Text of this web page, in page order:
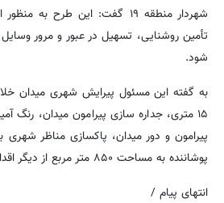
شهردار منطقه ۱۹ گفت: این طرح
تأمین روشنایی، تسهیل در عبور و مرور
شود.
به گفته این مسئول پیرایش شهری میدان
۱۵ متری، جداره سازی پیرامون میدان، رنگ
پیرامون و دور میدان، پاکسازی مناظر شهری
پوشاننده به مساحت ۸۵۰ متر مربع از دیگر اقدامات اداره زیبا سازی است.
انتهای پیام /